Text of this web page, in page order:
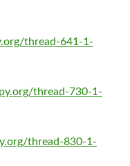
thread-641-1-
thread-730-1-
thread-830-1-